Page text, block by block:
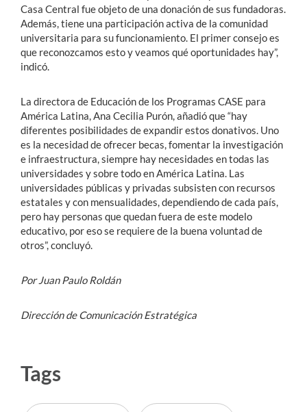
Casa Central fue objeto de una donación de sus fundadoras.
Además, tiene una participación activa de la comunidad
universitaria para su funcionamiento. El primer consejo es
que reconozcamos esto y veamos qué oportunidades hay”,
indicó.
La directora de Educación de los Programas CASE para
América Latina, Ana Cecilia Purón, añadió que “hay
diferentes posibilidades de expandir estos donativos. Uno
es la necesidad de ofrecer becas, fomentar la investigación
e infraestructura, siempre hay necesidades en todas las
universidades y sobre todo en América Latina. Las
universidades públicas y privadas subsisten con recursos
estatales y con mensualidades, dependiendo de cada país,
pero hay personas que quedan fuera de este modelo
educativo, por eso se requiere de la buena voluntad de
otros”, concluyó.
Por Juan Paulo Roldán
Dirección de Comunicación Estratégica
Tags